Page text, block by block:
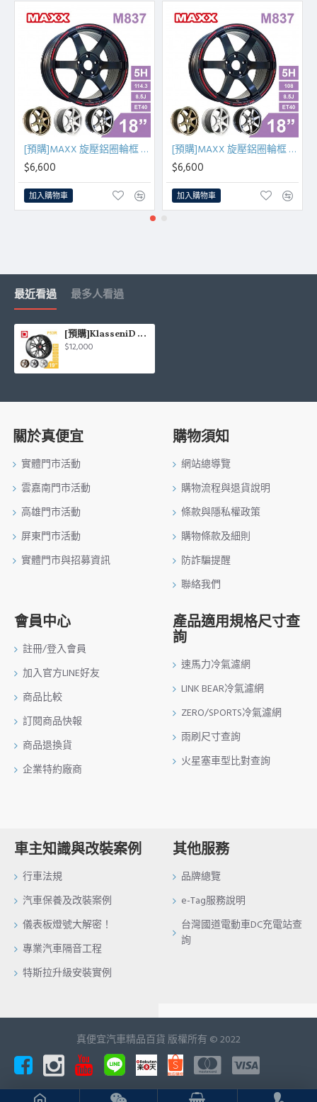
[預購]MAXX 旋壓鋁圈輪框 M837 18吋 5孔114.3/8.5J/ET40(黑/銅/銀/灰)
$6,600
加入購物車
[預購]MAXX 旋壓鋁圈輪框 M837 18吋 5孔108/8.5J/ET40(黑/銅/銀/灰)
$6,600
加入購物車
最近看過 最多人看過
[預購]KlasseniD 旋壓鋁圈輪框 F53R 19吋 5孔114.3/8.5J/ET35/ET43(黑/古銅/灰/銀)
$12,000
關於真便宜
實體門市活動
雲嘉南門市活動
高雄門市活動
屏東門市活動
實體門市與招募資訊
購物須知
網站總導覽
購物流程與退貨說明
條款與隱私權政策
購物條款及細則
防詐騙提醒
聯絡我們
會員中心
註冊/登入會員
加入官方LINE好友
商品比較
訂閱商品快報
商品退換貨
企業特約廠商
產品適用規格尺寸查
詢
速馬力冷氣濾網
LINK BEAR冷氣濾網
ZERO/SPORTS冷氣濾網
雨刷尺寸查詢
火星塞車型比對查詢
車主知識與改裝案例
行車法規
汽車保養及改裝案例
儀表板燈號大解密！
專業汽車隔音工程
特斯拉升級安裝實例
其他服務
品牌總覽
e-Tag服務說明
台灣國道電動車DC充電站查
詢
真便宜汽車精品百貨 版權所有 © 2022